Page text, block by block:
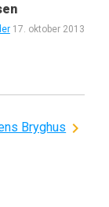
17. oktober 2013
Bryghus